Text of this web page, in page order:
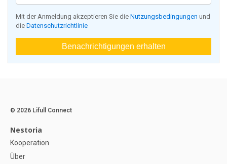
Mit der Anmeldung akzeptieren Sie die Nutzungsbedingungen und
die Datenschutzrichtlinie
Benachrichtigungen erhalten
© 2026 Lifull Connect
Nestoria
Kooperation
Über